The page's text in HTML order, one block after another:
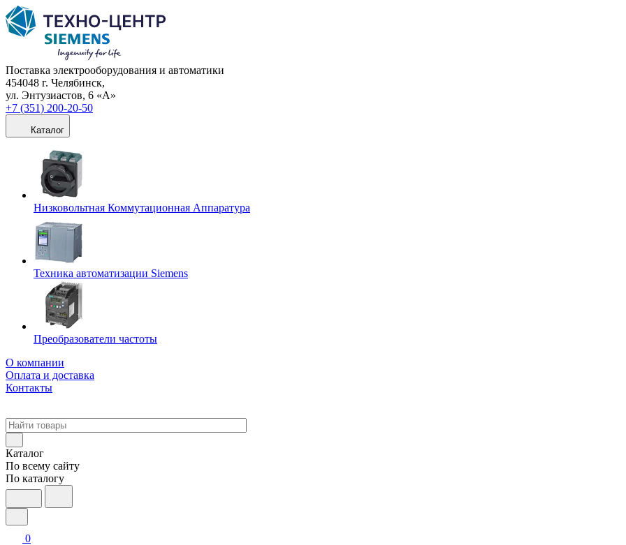
Поставка электрооборудования и автоматики
454048 г. Челябинск,
ул. Энтузиастов, 6 «А»
+7 (351) 200-20-50
Каталог
Низковольтная Коммутационная Аппаратура
Техника автоматизации Siemens
Преобразователи частоты
О компании
Оплата и доставка
Контакты
Каталог
По всему сайту
По каталогу
0